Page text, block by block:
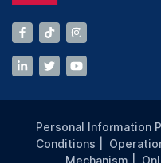
Personal Information
Conditions
Mechanism